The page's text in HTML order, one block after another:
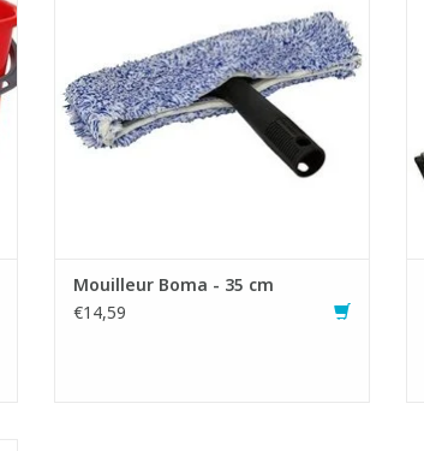
- Absorption d'eau élevée et puissance de
nettoyage unique
- Peut être placé sur un manche
télescopique
AJOUTER AU PANIER
Mouilleur Boma - 35 cm
€14,59